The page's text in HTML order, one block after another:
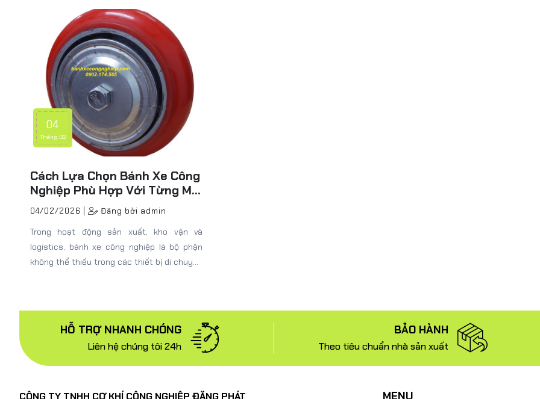
04
Tháng 02
Cách Lựa Chọn Bánh Xe Công
Nghiệp Phù Hợp Với Từng Môi
Trường Sử Dụng
04/02/2026 | Đăng bởi admin
Trong hoạt động sản xuất, kho vận và
logistics, bánh xe công nghiệp là bộ phận
không thể thiếu trong các thiết bị di chuyển
thành, dẫn đến tình trạng nhanh hư hỏng,
vận hành kém hiệu quả và tiềm ẩn rủi ro mất
HỖ TRỢ NHANH CHÓNG
Liên hệ chúng tôi 24h
BẢO HÀNH
Theo tiêu chuẩn nhà sản xuất